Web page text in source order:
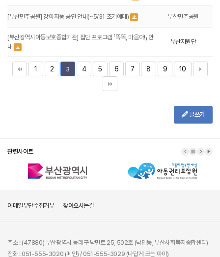
[부산민주공원] 강아지똥 공연 안내(~5/31 조기예매) 부산민주공원
[부산광역시아동보호종합기관] 집단 프로그램 「똑똑, 마음아!」 안
내
부산지원단
1 2 3 4 5 6 7 8 9 10
글쓰기
관련사이트
이메일무단수집거부 찾아오시는길
주소 : (47880) 부산광역시 동래구 낙민로 25, 502호 (낙민동, 부산사회복지종합센터)
전화 : 051-555-3020 (메인) / 051-555-3029 (나답게 크는 아이)